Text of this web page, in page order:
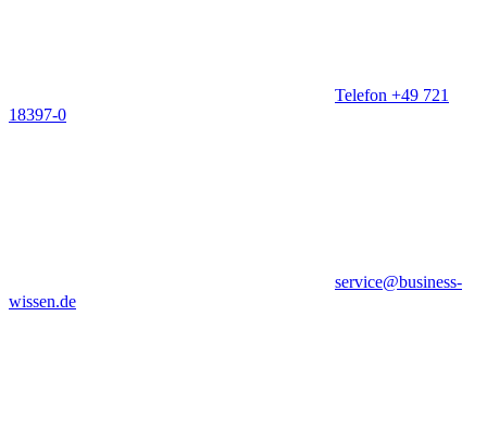
Telefon +49 721
18397-0
service@business-
wissen.de